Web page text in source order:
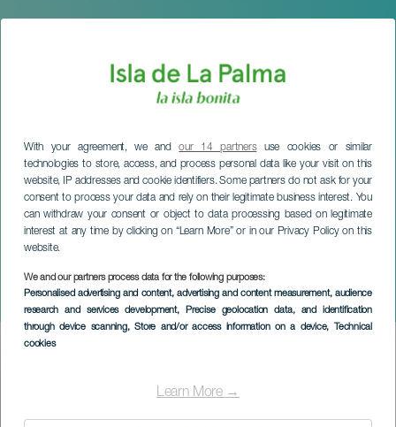
With your agreement, we andour 14 partnersuse cookies or similar
technologies to store, access, and process personal data like your visit on this
website, IP addresses and cookie identifiers. Some partners do not ask for your
consent to process your data and rely on their legitimate business interest. You
can withdraw your consent or object to data processing based on legitimate
interest at any time by clicking on “Learn More” or in our Privacy Policy on this
website.
We and our partners process data for the following purposes:
Personalised advertising and content, advertising and content measurement, audience
research and services development, Precise geolocation data, and identification
through device scanning, Store and/or access information on a device, Technical
cookies
Learn More →
Wij zijn wat we eten.
LA PALMA
Imagen